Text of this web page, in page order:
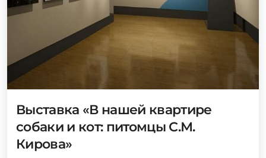
Выставка «В нашей квартире
собаки и кот: питомцы С.М.
Кирова»